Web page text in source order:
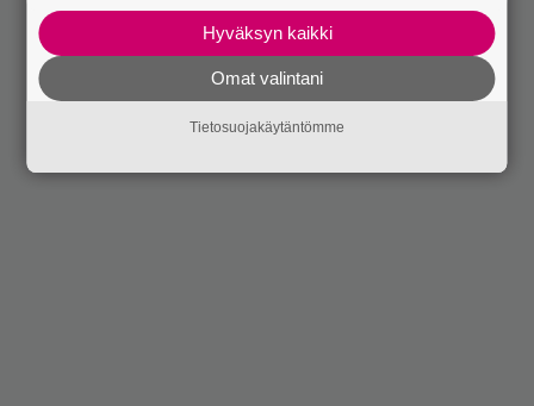
Hyväksyn kaikki
Omat valintani
Tietosuojakäytäntömme